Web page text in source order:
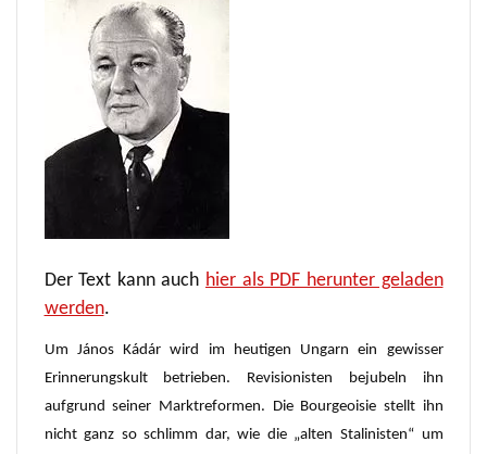
Der Text kann auch hier als PDF herunter geladen
werden.
Um János Kádár wird im heutigen Ungarn ein gewisser
Erinnerungskult betrieben. Revisionisten bejubeln ihn
aufgrund seiner Marktreformen. Die Bourgeoisie stellt ihn
nicht ganz so schlimm dar, wie die „alten Stalinisten“ um